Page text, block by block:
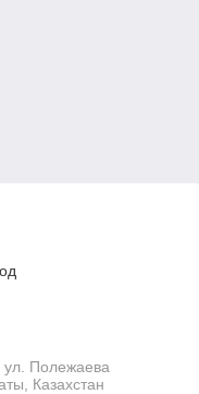
ул. Полежаева
Казахстан